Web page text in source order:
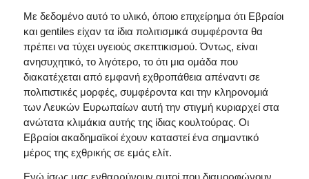
Με δεδομένο αυτό το υλικό, όποιο επιχείρημα ότι Εβραίοι
και gentiles είχαν τα ίδια πολιτισμικά συμφέροντα θα
πρέπει να τύχει υγειούς σκεπτικισμού. Όντως, είναι
ανησυχητικό, το λιγότερο, το ότι μια ομάδα που
διακατέχεται από εμφανή εχθροπάθεια απέναντι σε
πολιτιστικές μορφές, συμφέροντα και την κληρονομιά
των Λευκών Ευρωπαίων αυτή την στιγμή κυριαρχεί στα
ανώτατα κλιμάκια αυτής της ίδιας κουλτούρας. Οι
Εβραίοι ακαδημαϊκοί έχουν καταστεί ένα σημαντικό
μέρος της εχθρικής σε εμάς ελίτ.
Ενώ ίσως μας ενθαρρύνουν αυτοί που διαμορφώνουν